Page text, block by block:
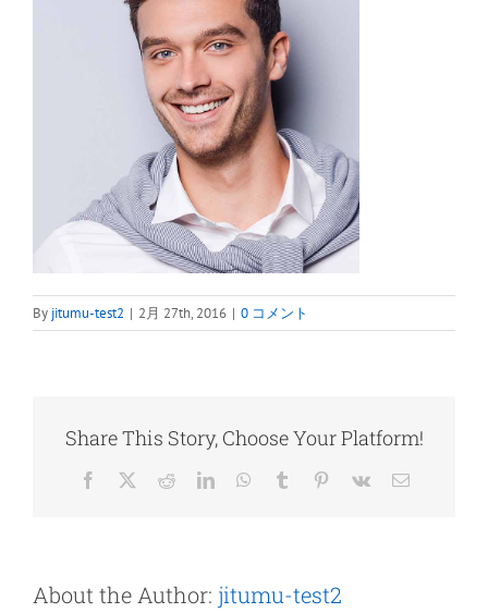
By jitumu-test2 | 2月 27th, 2016 | 0 コメント
Share This Story, Choose Your Platform!
Facebook RedditLinkedInWhatsApp
Tumblr Pinterest
Vk
電
About the Author: jitumu-test2